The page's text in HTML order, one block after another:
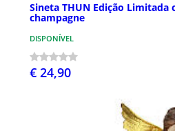
Sineta THUN Edição Limitada
champagne
DISPONÍVEL
€ 24,90